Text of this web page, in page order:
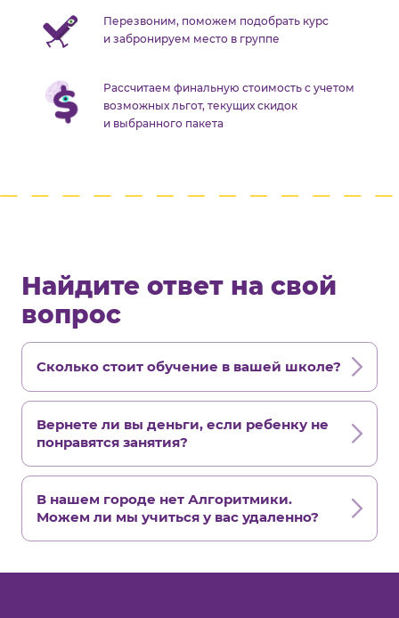
Перезвоним, поможем подобрать курс
и забронируем место в группе
Рассчитаем финальную стоимость с учетом
возможных льгот, текущих скидок
и выбранного пакета
Найдите ответ на свой
вопрос
Сколько стоит обучение в вашей школе?
Вернете ли вы деньги, если ребенку не
понравятся занятия?
В нашем городе нет Алгоритмики.
Можем ли мы учиться у вас удаленно?